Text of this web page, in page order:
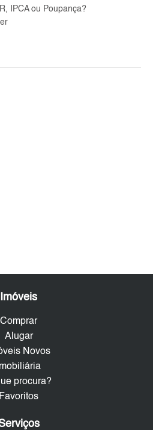
IPCA ou Poupança?
Imóveis
Comprar
Alugar
Novos
procura?
Favoritos